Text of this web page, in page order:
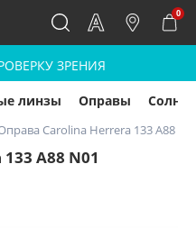
0
ЗРЕНИЯ
линзы Оправы
Carolina Herrera 133 А88
А88 N01